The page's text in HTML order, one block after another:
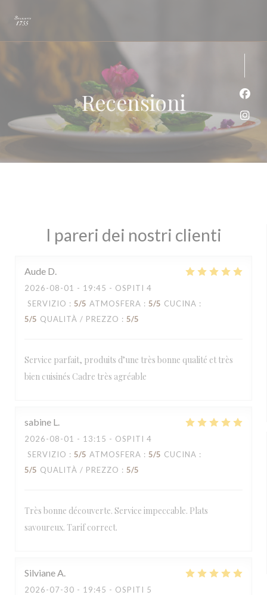
Recensioni
I pareri dei nostri clienti
Aude D
2026-08-01 - 19:45 - OSPITI 4
SERVIZIO : 5/5 ATMOSFERA : 5/5 CUCINA :
5/5 QUALITÀ / PREZZO : 5/5
Service parfait, produits d’une très bonne qualité et très
bien cuisinés Cadre très agréable
sabine L
2026-08-01 - 13:15 - OSPITI 4
SERVIZIO : 5/5 ATMOSFERA : 5/5 CUCINA :
5/5 QUALITÀ / PREZZO : 5/5
Très bonne découverte. Service impeccable. Plats
savoureux. Tarif correct.
SilvianeA
2026-07-30 - 19:45 - OSPITI 5